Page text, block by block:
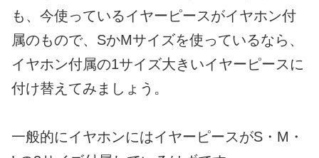
も、今使っているイヤーピースがイヤホン付
属のもので、SかMサイズを使っているなら、
イヤホン付属の1サイズ大きいイヤーピースに
付け替えてみましょう。
一般的にイヤホンにはイヤーピースがS・M・